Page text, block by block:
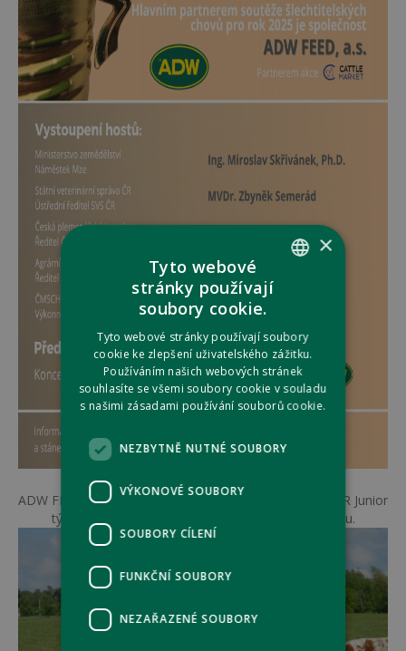
ADW FEED je současně dlouhodobým partnerem ČESTR Junior
tým - mladých chovatelů českého strakatého skotu.
×
Tyto webové
stránky používají
soubory cookie.
Tyto webové stránky používají soubory
cookie ke zlepšení uživatelského zážitku.
Používáním našich webových stránek
souhlasíte se všemi soubory cookie v souladu
s našimi zásadami používání souborů cookie.
NEZBYTNĚ NUTNÉ SOUBORY
VÝKONOVÉ SOUBORY
SOUBORY CÍLENÍ
FUNKČNÍ SOUBORY
NEZAŘAZENÉ SOUBORY